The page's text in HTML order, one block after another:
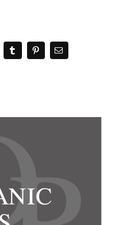
TumblrPinterest
電